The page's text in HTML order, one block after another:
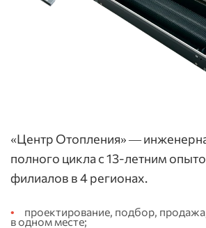
«Центр Отопления» —
полного цикла с 13-летним
филиалов в 4 регионах.
проектирование, подбор,
в одном месте;